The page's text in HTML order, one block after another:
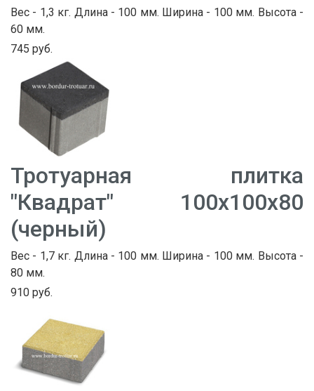
Вес - 1,3 кг. Длина - 100 мм. Ширина - 100 мм. Высота -
60 мм.
745 руб.
Тротуарная плитка
"Квадрат" 100х100х80
(черный)
Вес - 1,7 кг. Длина - 100 мм. Ширина - 100 мм. Высота -
80 мм.
910 руб.